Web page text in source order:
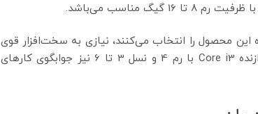
این محصول را انتخاب می‌کنند، نیازی به سخت‌افزار قوی
برای کارهای خود ندارند، به همین دلیل آل این وان های با پردازنده Core i3 با رم 4 و نسل 3 تا 6 نیز جوابگوی کارهای